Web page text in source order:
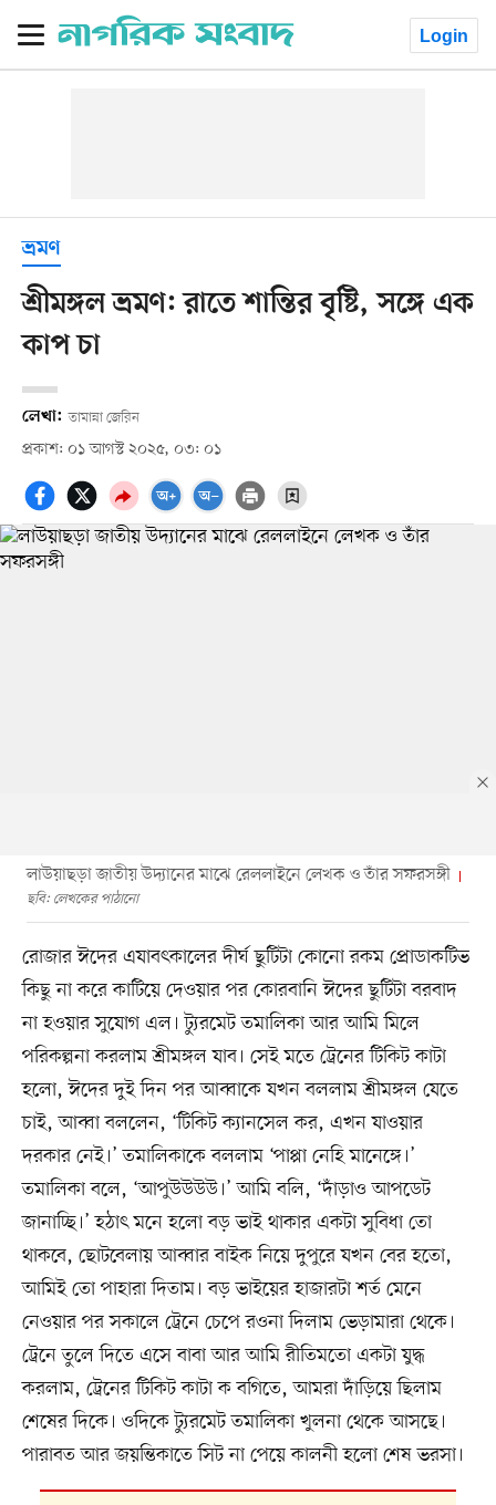
Login
ভ্রমণ
শ্রীমঙ্গল ভ্রমণ: রাতে শান্তির বৃষ্টি, সঙ্গে এক
কাপ চা
লেখা: তামান্না জেরিন
প্রকাশ: ০১ আগস্ট ২০২৫, ০৩: ০১
লাউয়াছড়া জাতীয় উদ্যানের মাঝে রেললাইনে লেখক ও তাঁর সফরসঙ্গী
ছবি: লেখকের পাঠানো
রোজার ঈদের এযাবৎকালের দীর্ঘ ছুটিটা কোনো রকম প্রোডাকটিভ
কিছু না করে কাটিয়ে দেওয়ার পর কোরবানি ঈদের ছুটিটা বরবাদ
না হওয়ার সুযোগ এল। ট্যুরমেট তমালিকা আর আমি মিলে
পরিকল্পনা করলাম শ্রীমঙ্গল যাব। সেই মতে ট্রেনের টিকিট কাটা
হলো, ঈদের দুই দিন পর আব্বাকে যখন বললাম শ্রীমঙ্গল যেতে
চাই, আব্বা বললেন, ‘টিকিট ক্যানসেল কর, এখন যাওয়ার
দরকার নেই।’ তমালিকাকে বললাম ‘পাপ্পা নেহি মানেঙ্গে।’
তমালিকা বলে, ‘আপুউউউউ।’ আমি বলি, ‘দাঁড়াও আপডেট
জানাচ্ছি।’ হঠাৎ মনে হলো বড় ভাই থাকার একটা সুবিধা তো
থাকবে, ছোটবেলায় আব্বার বাইক নিয়ে দুপুরে যখন বের হতো,
আমিই তো পাহারা দিতাম। বড় ভাইয়ের হাজারটা শর্ত মেনে
নেওয়ার পর সকালে ট্রেনে চেপে রওনা দিলাম ভেড়ামারা থেকে।
ট্রেনে তুলে দিতে এসে বাবা আর আমি রীতিমতো একটা যুদ্ধ
করলাম, ট্রেনের টিকিট কাটা ক বগিতে, আমরা দাঁড়িয়ে ছিলাম
শেষের দিকে। ওদিকে ট্যুরমেট তমালিকা খুলনা থেকে আসছে।
পারাবত আর জয়ন্তিকাতে সিট না পেয়ে কালনী হলো শেষ ভরসা।